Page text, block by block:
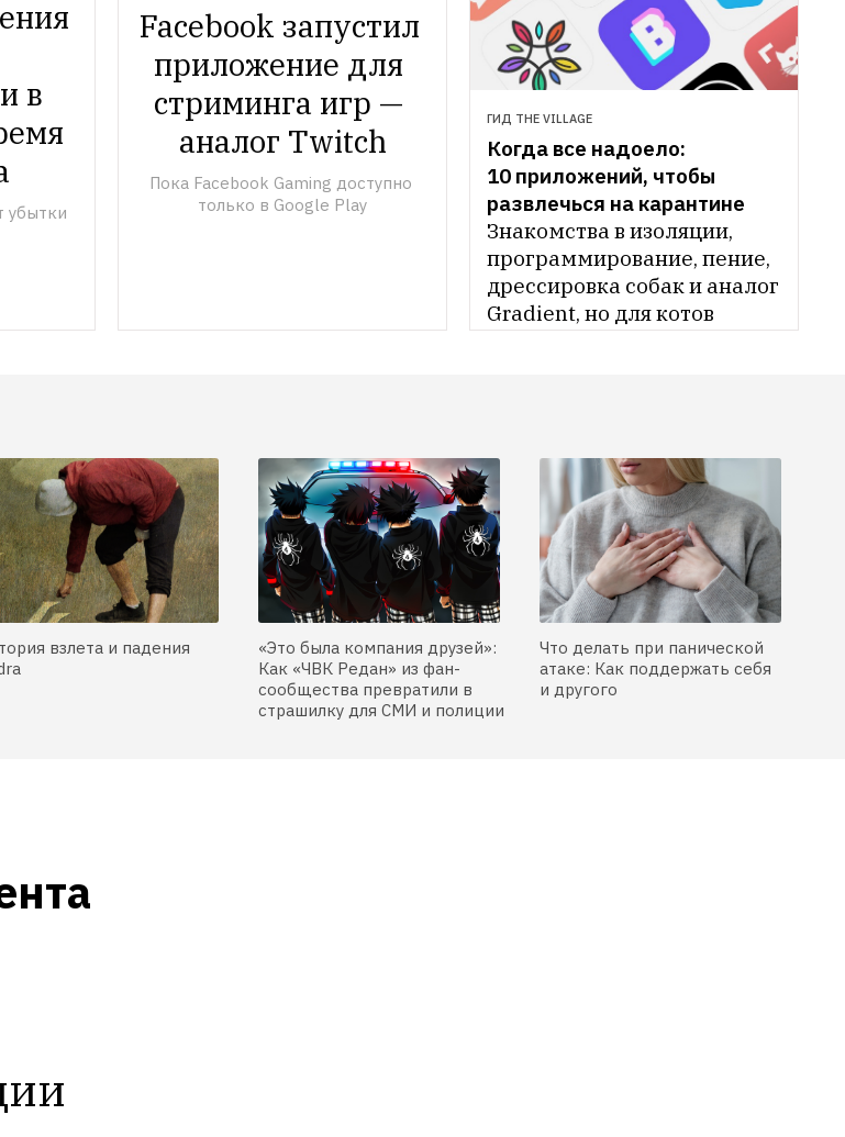
в
убытки
Facebook запустил
приложение для
стриминга игр —
аналог Twitch
Пока Facebook Gaming доступно
только в Google Play
ГИД THE VILLAGE
Когда все надоело:
10 приложений, чтобы
развлечься на карантине
Знакомства в изоляции,
программирование, пение,
дрессировка собак и аналог
Gradient, но для котов
взлета и падения
«Это была компания друзей»:
Как «ЧВК Редан» из фан-
сообщества превратили в
страшилку для СМИ и полиции
Что делать при панической
атаке: Как поддержать себя
и другого